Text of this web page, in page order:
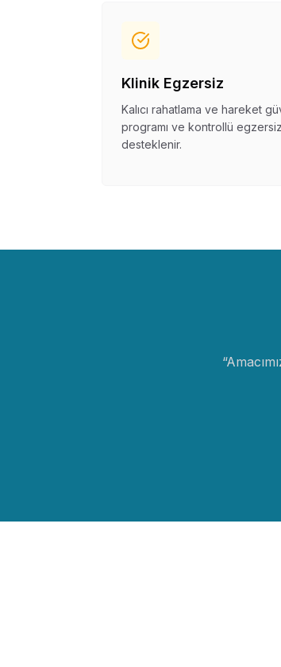
Klinik Egzersiz
Kalıcı rahatlama ve hareket
programı ve kontrollü
desteklenir.
“